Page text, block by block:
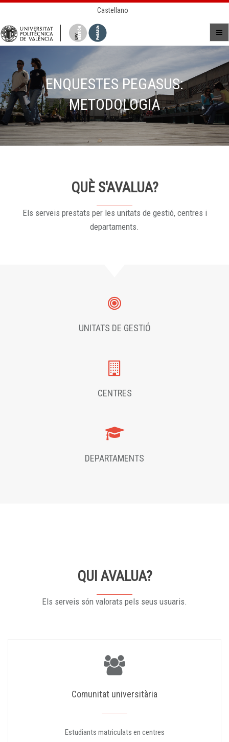
Castellano
ENQUESTES PEGASUS:
METODOLOGIA
QUÈ S'AVALUA?
Els serveis prestats per les unitats de gestió, centres i
departaments.
UNITATS DE GESTIÓ
CENTRES
DEPARTAMENTS
QUI AVALUA?
Els serveis són valorats pels seus usuaris.
Comunitat universitària
Estudiants matriculats en centres